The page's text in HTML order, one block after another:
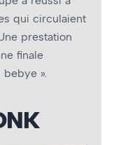
qui circulaient
prestation
finale
bebye ».